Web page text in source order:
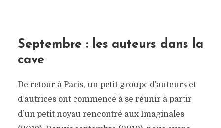
Septembre : les auteurs dans la
cave
De retour à Paris, un petit groupe d’auteurs et
d’autrices ont commencé à se réunir à partir
d’un petit noyau rencontré aux Imaginales